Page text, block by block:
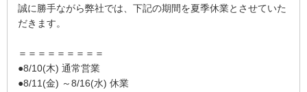
誠に勝手ながら弊社では、下記の期間を夏季休業とさせていた
だきます。
＝＝＝＝＝＝＝＝＝
●8/10(木) 通常営業
●8/11(金) ～8/16(水) 休業